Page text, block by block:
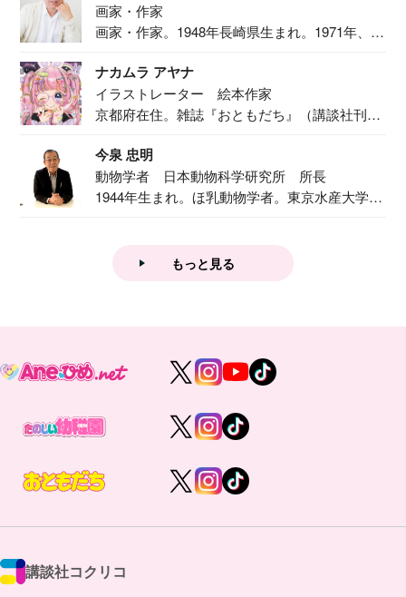
画家・作家
画家・作家。1948年長崎県生まれ。1971年、
ナカムラ アヤナ
イラストレーター 絵本作家
京都府在住。雑誌『おともだち』（講談社刊）
今泉 忠明
動物学者 日本動物科学研究所 所長
1944年生まれ。ほ乳動物学者。東京水産大学卒
もっと見る
講談社コクリコ